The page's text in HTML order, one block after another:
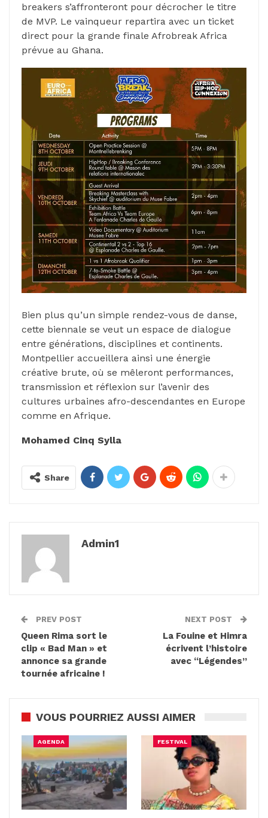
breakers s’affronteront pour décrocher le titre
de MVP. Le vainqueur repartira avec un ticket
direct pour la grande finale Afrobreak Africa
prévue au Ghana.
Bien plus qu’un simple rendez-vous de danse,
cette biennale se veut un espace de dialogue
entre générations, disciplines et continents.
Montpellier accueillera ainsi une énergie
créative brute, où se mêleront performances,
transmission et réflexion sur l’avenir des
cultures urbaines afro-descendantes en Europe
comme en Afrique.
Mohamed Cinq Sylla
Share
Admin1
PREV POST
Queen Rima sort le
clip « Bad Man » et
annonce sa grande
tournée africaine !
NEXT POST
La Fouine et Himra
écrivent l’histoire
avec “Légendes”
VOUS POURRIEZ AUSSI AIMER
AGENDA FESTIVAL